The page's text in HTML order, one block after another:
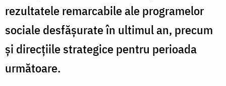
rezultatele remarcabile ale programelor
sociale desfășurate în ultimul an, precum
și direcțiile strategice pentru perioada
următoare.